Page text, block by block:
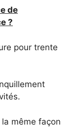
de
?
pour trente
même façon